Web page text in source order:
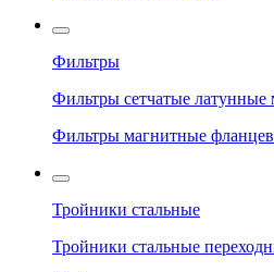
Фильтры
Фильтры сетчатые латунные
Фильтры магнитные
Тройники стальные
Тройники стальные